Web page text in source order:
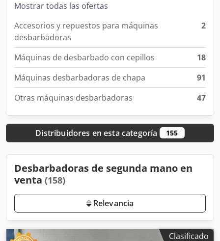
Mostrar todas las ofertas
Accesorios y repuestos para máquinas
desbarbadoras
2
Máquinas de desbarbado con cepillos
18
Máquinas desbarbadoras de chapa
91
Otras máquinas desbarbadoras
47
Distribuidores en esta categoría 155
Desbarbadoras de segunda mano en
venta (158)
Relevancia
Clasificado